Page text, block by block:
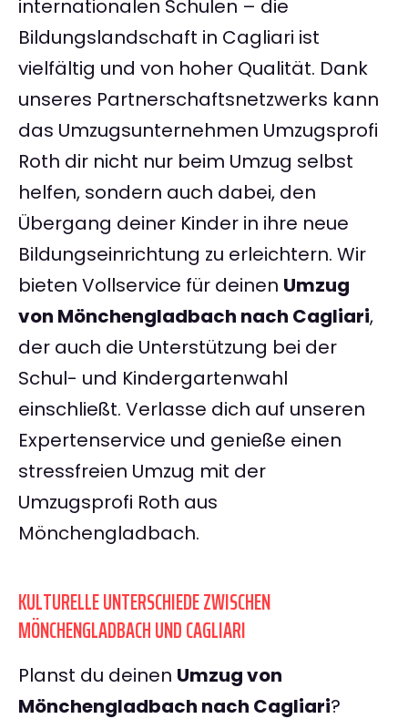
internationalen Schulen – die
Bildungslandschaft in Cagliari ist
vielfältig und von hoher Qualität. Dank
unseres Partnerschaftsnetzwerks kann
das Umzugsunternehmen Umzugsprofi
Roth dir nicht nur beim Umzug selbst
helfen, sondern auch dabei, den
Übergang deiner Kinder in ihre neue
Bildungseinrichtung zu erleichtern. Wir
bieten Vollservice für deinen Umzug
von Mönchengladbach nach Cagliari,
der auch die Unterstützung bei der
Schul- und Kindergartenwahl
einschließt. Verlasse dich auf unseren
Expertenservice und genieße einen
stressfreien Umzug mit der
Umzugsprofi Roth aus
Mönchengladbach.
KULTURELLE UNTERSCHIEDE ZWISCHEN
MÖNCHENGLADBACH UND CAGLIARI
Planst du deinen Umzug von
Mönchengladbach nach Cagliari?